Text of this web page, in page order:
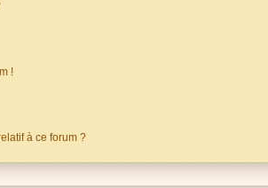
!
à ce forum ?